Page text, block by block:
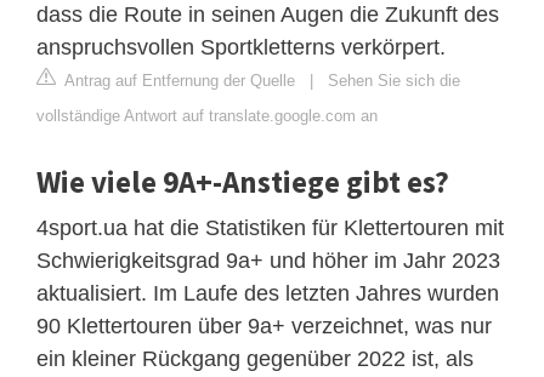
dass die Route in seinen Augen die Zukunft des
anspruchsvollen Sportkletterns verkörpert.
Antrag auf Entfernung der Quelle | Sehen Sie sich die
vollständige Antwort auf translate.google.com an
Wie viele 9A+-Anstiege gibt es?
4sport.ua hat die Statistiken für Klettertouren mit
Schwierigkeitsgrad 9a+ und höher im Jahr 2023
aktualisiert. Im Laufe des letzten Jahres wurden
90 Klettertouren über 9a+ verzeichnet, was nur
ein kleiner Rückgang gegenüber 2022 ist, als